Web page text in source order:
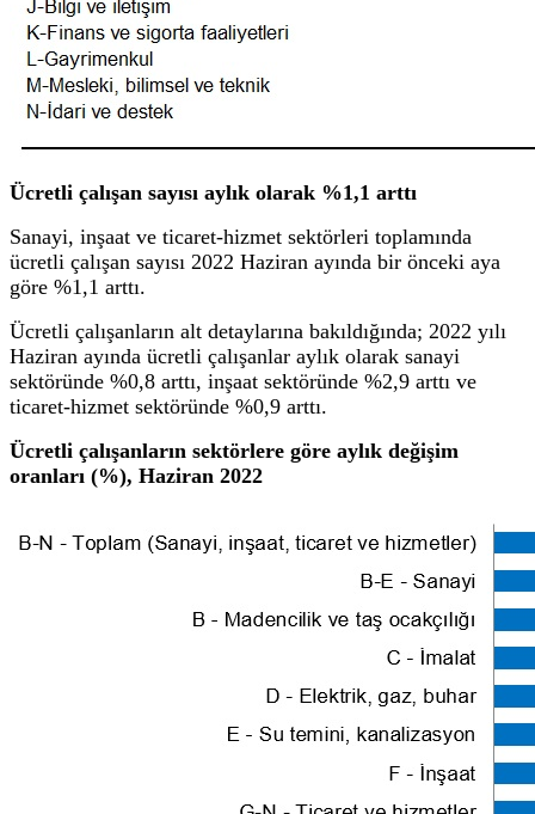
Ücretli çalışan sayısı aylık olarak %1,1 arttı
Sanayi, inşaat ve ticaret-hizmet sektörleri toplamında
ücretli çalışan sayısı 2022 Haziran ayında bir önceki aya
göre %1,1 arttı.
Ücretli çalışanların alt detaylarına bakıldığında; 2022 yılı
Haziran ayında ücretli çalışanlar aylık olarak sanayi
sektöründe %0,8 arttı, inşaat sektöründe %2,9 arttı ve
ticaret-hizmet sektöründe %0,9 arttı.
Ücretli çalışanların sektörlere göre aylık değişim
oranları (%), Haziran 2022